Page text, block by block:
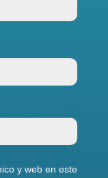
y web en este